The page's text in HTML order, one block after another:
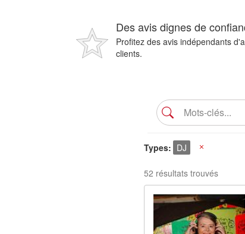
Des avis dignes de
Profitez des avis indépendants
clients.
Types DJ
52 résultats trouvés